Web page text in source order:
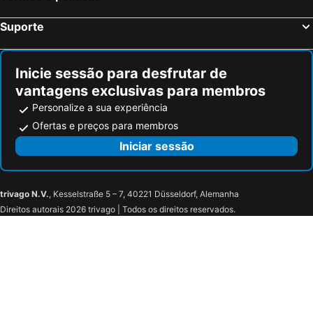
Dublê Hotel
Hotel Porto Segur0
Internacional Palace
Holiday Inn Recife
Beach Class Residence Santa Maria By Nobile
studio golden breeze boa viagem
Flats Mobiliados Zona Norte, Casa Forte e Recife
Pousada Flor de Olinda
Hotel Othon Suites Recife Metrópolis
Cantinho Da Del
Flat Paiva Home Stay Tryp Pernambuco
Hotel Uzi Mar
Motel Senzala
Suporte
Inicie sessão para desfrutar de
vantagens exclusivas para membros
Personalize a sua experiência
Ofertas e preços para membros
Iniciar sessão
trivago N.V., Kesselstraße 5 – 7, 40221 Düsseldorf, Alemanha
Direitos autorais 2026 trivago | Todos os direitos reservados.